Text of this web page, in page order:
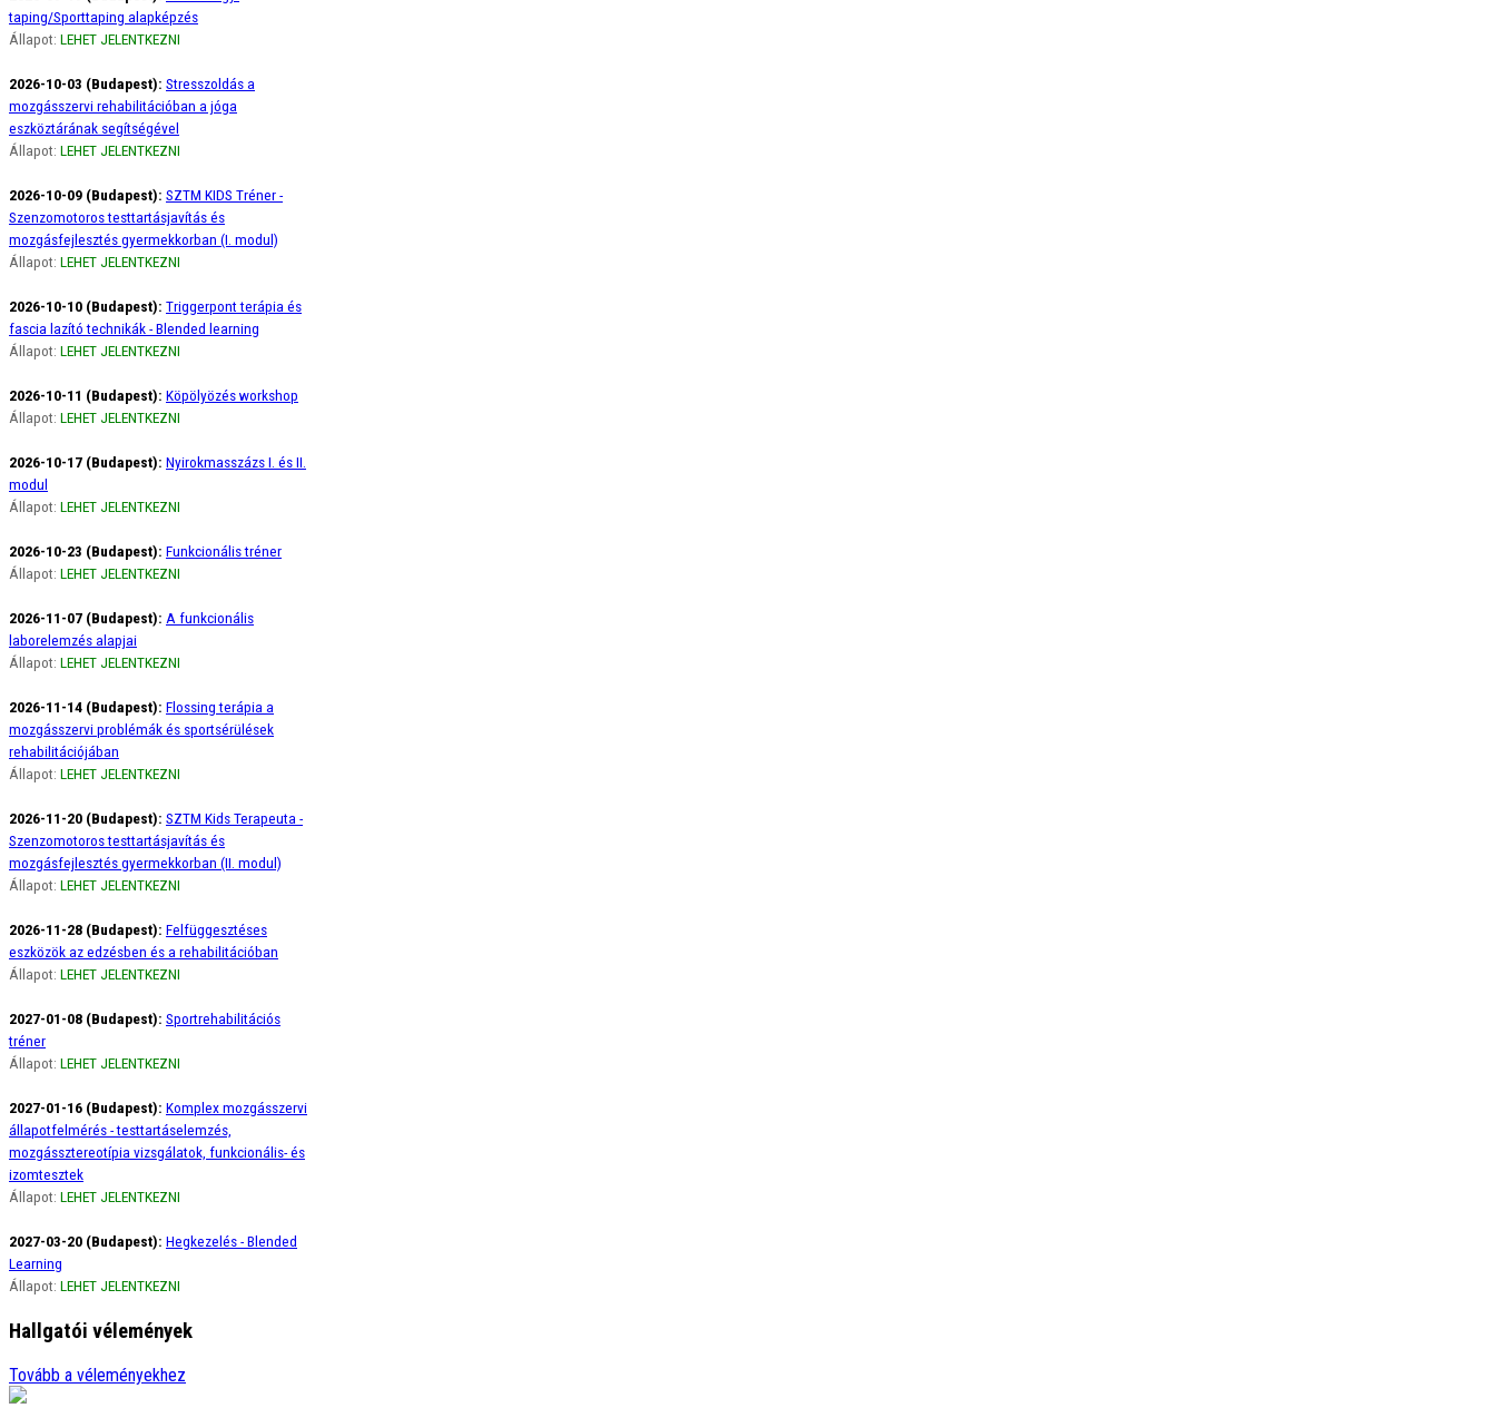
taping/Sporttaping alapképzés
Állapot: LEHET JELENTKEZNI
2026-10-03 (Budapest): Stresszoldás a
mozgásszervi rehabilitációban a jóga
eszköztárának segítségével
Állapot: LEHET JELENTKEZNI
2026-10-09 (Budapest): SZTM KIDS Tréner -
Szenzomotoros testtartásjavítás és
mozgásfejlesztés gyermekkorban (I. modul)
Állapot: LEHET JELENTKEZNI
2026-10-10 (Budapest): Triggerpont terápia és
fascia lazító technikák - Blended learning
Állapot: LEHET JELENTKEZNI
2026-10-11 (Budapest): Köpölyözés workshop
Állapot: LEHET JELENTKEZNI
2026-10-17 (Budapest): Nyirokmasszázs I. és II.
modul
Állapot: LEHET JELENTKEZNI
2026-10-23 (Budapest): Funkcionális tréner
Állapot: LEHET JELENTKEZNI
2026-11-07 (Budapest): A funkcionális
laborelemzés alapjai
Állapot: LEHET JELENTKEZNI
2026-11-14 (Budapest): Flossing terápia a
mozgásszervi problémák és sportsérülések
rehabilitációjában
Állapot: LEHET JELENTKEZNI
2026-11-20 (Budapest): SZTM Kids Terapeuta -
Szenzomotoros testtartásjavítás és
mozgásfejlesztés gyermekkorban (II. modul)
Állapot: LEHET JELENTKEZNI
2026-11-28 (Budapest): Felfüggesztéses
eszközök az edzésben és a rehabilitációban
Állapot: LEHET JELENTKEZNI
2027-01-08 (Budapest): Sportrehabilitációs
tréner
Állapot: LEHET JELENTKEZNI
2027-01-16 (Budapest): Komplex mozgásszervi
állapotfelmérés - testtartáselemzés,
mozgássztereotípia vizsgálatok, funkcionális- és
izomtesztek
Állapot: LEHET JELENTKEZNI
2027-03-20 (Budapest): Hegkezelés - Blended
Learning
Állapot: LEHET JELENTKEZNI
Hallgatói vélemények
Ági
Szeretném szivből jövő hálámat kifejezni a
Tovább a véleményekhez